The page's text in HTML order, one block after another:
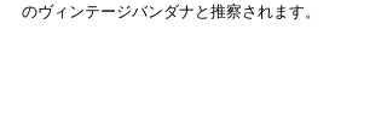
のヴィンテージバンダナと推察されます。